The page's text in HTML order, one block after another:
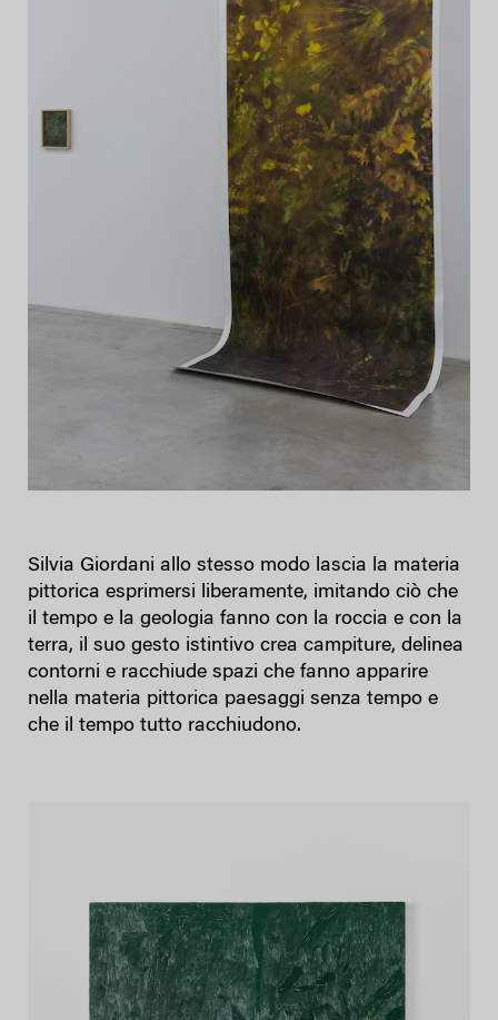
Silvia Giordani allo stesso modo lascia la materia
pittorica esprimersi liberamente, imitando ciò che
il tempo e la geologia fanno con la roccia e con la
terra, il suo gesto istintivo crea campiture, delinea
contorni e racchiude spazi che fanno apparire
nella materia pittorica paesaggi senza tempo e
che il tempo tutto racchiudono.